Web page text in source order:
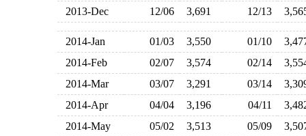
2013-Dec
12/06 3,691 12/13
2014-Jan 01/03 3,550 01/10
2014-Feb
02/07 3,574 02/14
2014-Mar
03/07 3,291 03/14
2014-Apr
04/04 3,196 04/11
2014-May
05/02 3,513 05/09